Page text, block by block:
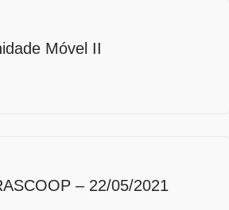
Móvel II
– 22/05/2021